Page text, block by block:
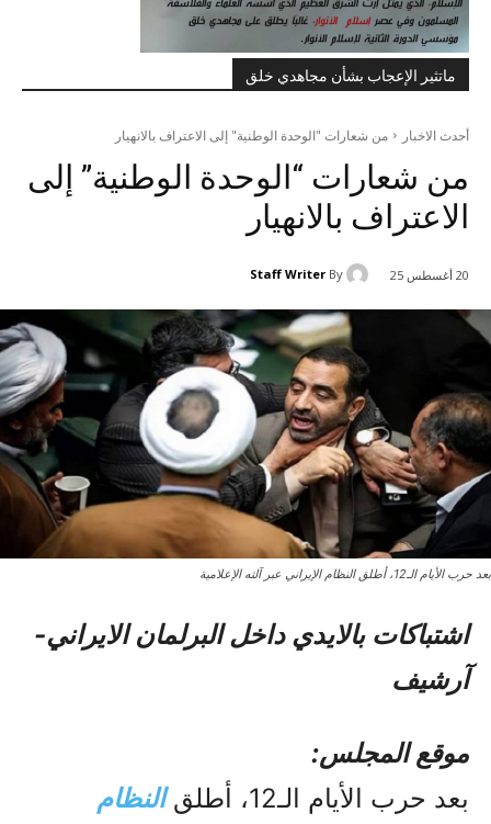
ماتثير الإعجاب بشأن مجاهدي خلق
أحدث الاخبار من شعارات "الوحدة الوطنية" إلى الاعتراف بالانهيار
من شعارات “الوحدة الوطنية” إلى
الاعتراف بالانهيار
20 أغسطس 25 By
Staff Writer
بعد حرب الأيام الـ12، أطلق النظام الإيراني عبر آلته الإعلامية
اشتباکات بالایدي داخل البرلمان الایراني-
آرشیف
موقع المجلس:
بعد حرب الأيام الـ12، أطلق
النظام